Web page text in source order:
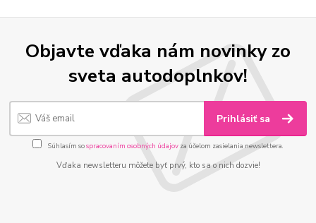
Objavte vďaka nám novinky zo
sveta autodoplnkov!
Prihlásiť sa
Súhlasím sospracovaním osobných údajov za účelom zasielania newslettera.
Vďaka newsletteru môžete byť prvý, kto sa o nich dozvie!